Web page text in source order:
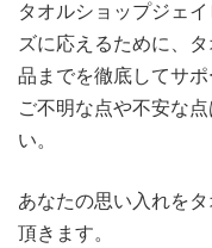
タオルショップジェ
ズに応えるために、
品までを徹底してサポ
ご不明な点や不安な
い。
あなたの思い入れを
頂きます。